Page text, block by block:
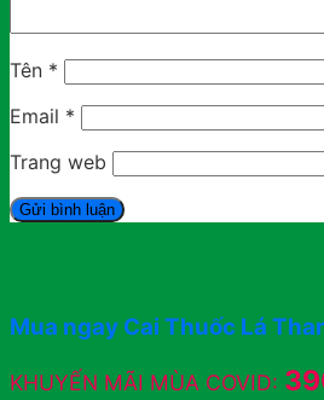
Tên *
Email *
Trang web
Mua ngay Cai Thuốc Lá
KHUYẾN MÃI MÙA COVID: